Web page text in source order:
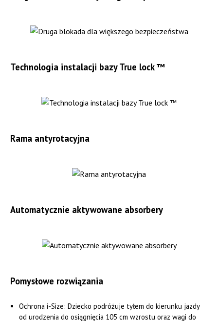
Technologia instalacji bazy True lock ™
Rama antyrotacyjna
Automatycznie aktywowane absorbery
Pomysłowe rozwiązania
Ochrona i-Size: Dziecko podróżuje tyłem do kierunku jazdy
od urodzenia do osiągnięcia 105 cm wzrostu oraz wagi do